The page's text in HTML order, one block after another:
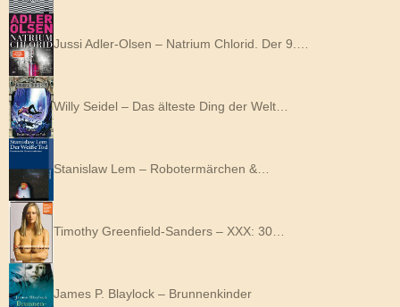
Jussi Adler-Olsen – Natrium Chlorid. Der 9.…
Willy Seidel – Das älteste Ding der Welt…
Stanislaw Lem – Robotermärchen &…
Timothy Greenfield-Sanders – XXX: 30…
James P. Blaylock – Brunnenkinder